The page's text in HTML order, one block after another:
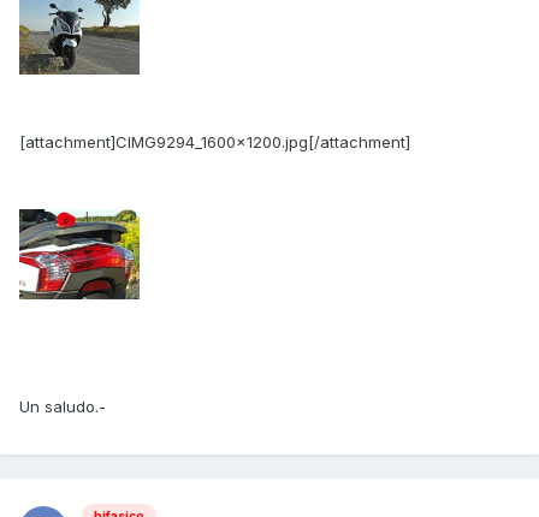
[attachment]CIMG9294_1600x1200.jpg[/attachment]
Un saludo.-